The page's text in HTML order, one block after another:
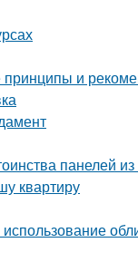
принципы и
панелей
квартиру